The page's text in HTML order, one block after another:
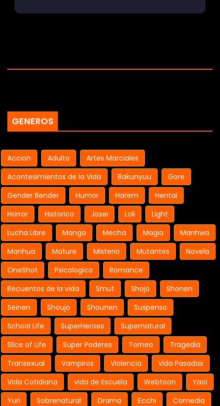
GENEROS
Accion Adulto
Artes Marciales
Acontesimientos de la Vida
Bakunyuu
Gore
Gender Bender
Humor Harem
Hentai
Horror
Historico Josei Loli
Light
Lucha Libre
Manga Mecha Magia
Manhwa
Manhua
Mature Misterio Mutantes
Novela
OneShot
Psicologico
Romance
Recuentos de la vida
Smut Shojo
Shonen
Seinen
Shoujo Shounen
Suspenso
School Life
SuperHeroes
Supernatural
Slice of Life
Super Poderes Torneo
Tragedia
Transexual
Vampiros Violencia
Vida Pasadas
Vida Cotidiana
vida de Escuela Webtoon
Yaoi
Yuri
Sobrenatural Drama Ecchi
Comedia